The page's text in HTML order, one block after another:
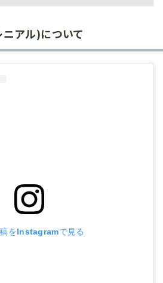
アル)について
をInstagramで見る